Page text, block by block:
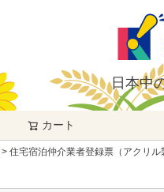
日本中
カート
住宅宿泊仲介業者登録票（アクリ